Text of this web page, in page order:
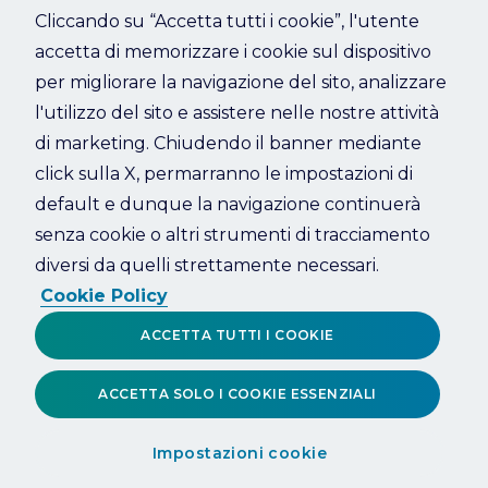
Refresh
Cliccando su “Accetta tutti i cookie”, l'utente
accetta di memorizzare i cookie sul dispositivo
per migliorare la navigazione del sito, analizzare
l'utilizzo del sito e assistere nelle nostre attività
di marketing. Chiudendo il banner mediante
click sulla X, permarranno le impostazioni di
default e dunque la navigazione continuerà
senza cookie o altri strumenti di tracciamento
diversi da quelli strettamente necessari.
Cookie Policy
Impostazioni cookie
ACCETTA SOLO I COOKIE ESSENZIALI
ACCETTA TUTTI I COOKIE